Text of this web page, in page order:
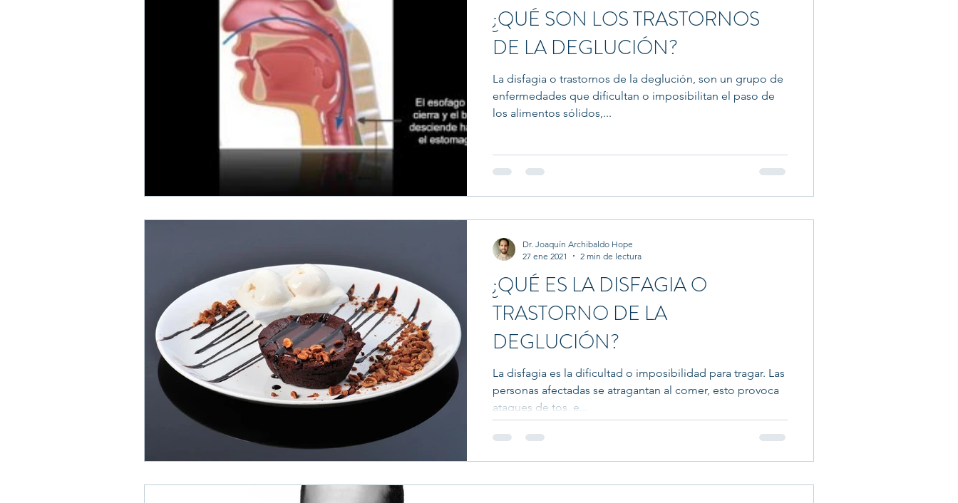
¿QUÉ SON LOS TRASTORNOS
DE LA DEGLUCIÓN?
La disfagia o trastornos de la deglución, son un grupo de
enfermedades que dificultan o imposibilitan el paso de
los alimentos sólidos,...
¿QUÉ ES LA DISFAGIA O
TRASTORNO DE LA
DEGLUCIÓN?
La disfagia es la dificultad o imposibilidad para tragar. Las
personas afectadas se atragantan al comer, esto provoca
ataques de tos, e...
Dr. Joaquín Archibaldo Hope
27 ene 2021
2 min de lectura